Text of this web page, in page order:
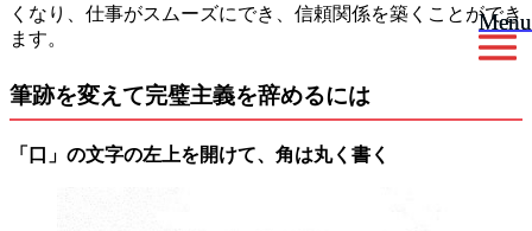
Menu
Menu
くなり、仕事がスムーズにでき、信頼関係を築くことができ
ます。
筆跡を変えて完璧主義を辞めるには
「口」の文字の左上を開けて、角は丸く書く